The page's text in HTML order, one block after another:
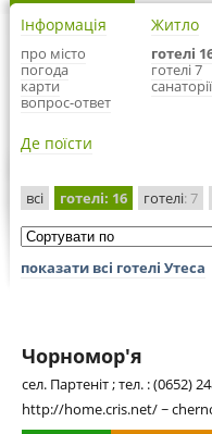
Інформація
про місто
погода
карти
вопрос-ответ
Житло
готелі
готелі 7
Де поїсти
всі готелі: 16 готелі: 7
показати всі готелі Утеса
Чорномор'я
сел. Партеніт ; тел. : (0652)
http://home.cris.net/ ~